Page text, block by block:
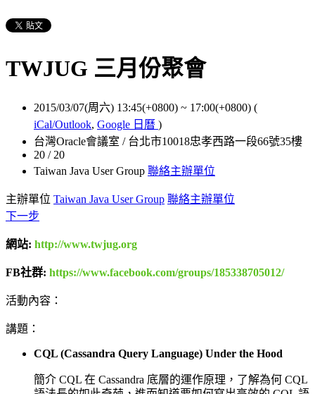
TWJUG 三月份聚會
2015/03/07(周六) 13:45(+0800) ~ 17:00(+0800) (
iCal/Outlook, Google 日曆 )
台灣Oracle會議室 / 台北市10018忠孝西路一段66號35樓
20 / 20
Taiwan Java User Group 聯絡主辦單位
主辦單位 Taiwan Java User Group 聯絡主辦單位
下一步
網站: http://www.twjug.org
FB社群: https://www.facebook.com/groups/185338705012/
活動內容：
講題：
CQL (Cassandra Query Language) Under the Hood
簡介 CQL 在 Cassandra 底層的運作原理，了解為何 CQL